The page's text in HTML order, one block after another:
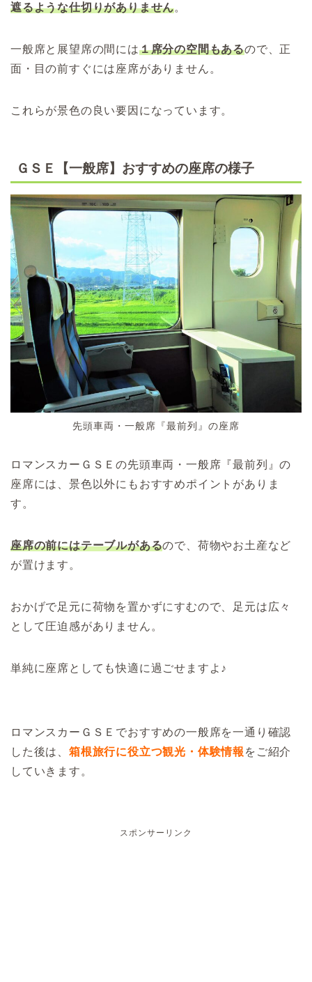
遮るような仕切りがありません。
一般席と展望席の間には１席分の空間もあるので、正
面・目の前すぐには座席がありません。
これらが景色の良い要因になっています。
ＧＳＥ【一般席】おすすめの座席の様子
先頭車両・一般席『最前列』の座席
ロマンスカーＧＳＥの先頭車両・一般席『最前列』の
座席には、景色以外にもおすすめポイントがありま
す。
座席の前にはテーブルがあるので、荷物やお土産など
が置けます。
おかげで足元に荷物を置かずにすむので、足元は広々
として圧迫感がありません。
単純に座席としても快適に過ごせますよ♪
ロマンスカーＧＳＥでおすすめの一般席を一通り確認
した後は、 箱根旅行に役立つ観光・体験情報 をご紹介
していきます。
スポンサーリンク